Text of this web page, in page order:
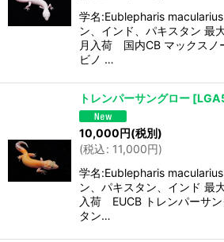
学名:Eublepharis
ン、インド、パキスタン 最
月入荷 国内CB マックスノ
ビノ …
トレンパーサングロー [
10,000円(税別)
(税込: 11,000円)
学名:Eublepharis
ン、パキスタン、インド 最
入荷 EUCB トレンパーサ
タン…